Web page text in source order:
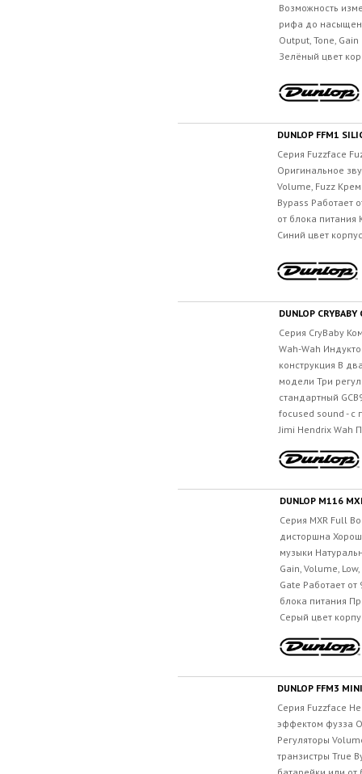
Возможность
рифа до
Output, Tone,
Зелёный цвет
DUNLOP FFM1
Серия Fuzzface
Оригинальное
Volume, Fuzz
Bypass Работает
от блока
Синий цвет
DUNLOP
Серия CryBaby
Wah-Wah
конструкция В
модели Три
стандартный
focused sound - с
Jimi Hendrix Wah
DUNLOP M116
Серия MXR Full
дисторшна
музыки
Gain, Volume,
Gate Работает
блока питания
Серый цвет
DUNLOP FFM3
Серия Fuzzface
эффектом фузза
Регуляторы
транзистры True